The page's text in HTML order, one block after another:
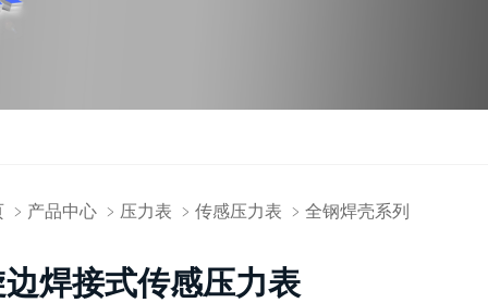
﹥ 产品中心 ﹥ 压力表 ﹥ 传感压力表 ﹥ 全钢焊壳系列
焊接式传感压力表